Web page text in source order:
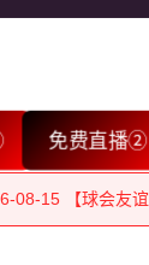
免费直播②
08-15 【球会友
08-15 【球会友